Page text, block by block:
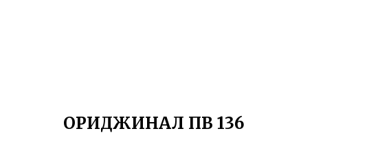
ОРИДЖИНАЛ ПВ 136